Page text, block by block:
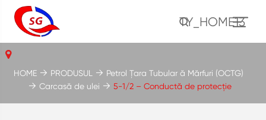
TY_HOME13
HOME PRODUSUL
Petrol Țara Tubular ă Mărfuri (OCTG)
Carcasă de ulei
5-1/2 – Conductă de protecție